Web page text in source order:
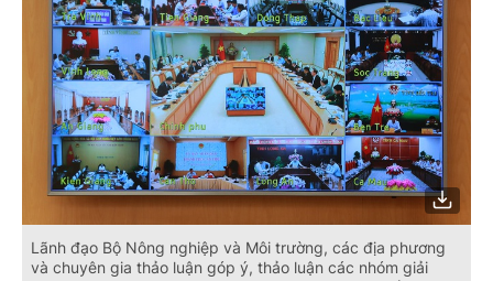
Lãnh đạo Bộ Nông nghiệp và Môi trường, các địa phương
và chuyên gia thảo luận góp ý, thảo luận các nhóm giải